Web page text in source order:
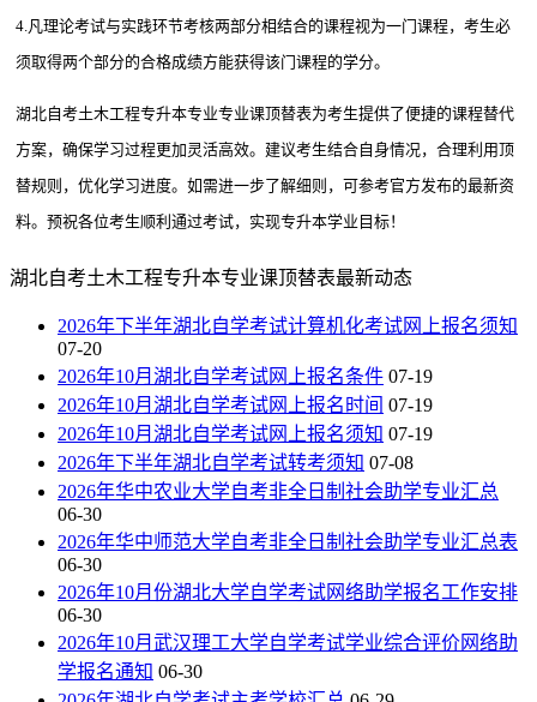
4.凡理论考试与实践环节考核两部分相结合的课程视为一门课程，考生必
须取得两个部分的合格成绩方能获得该门课程的学分。
湖北自考土木工程专升本专业专业课顶替表为考生提供了便捷的课程替代
方案，确保学习过程更加灵活高效。建议考生结合自身情况，合理利用顶
替规则，优化学习进度。如需进一步了解细则，可参考官方发布的最新资
料。预祝各位考生顺利通过考试，实现专升本学业目标！
湖北自考土木工程专升本专业课顶替表最新动态
2026年下半年湖北自学考试计算机化考试网上报名须知
07-20
2026年10月湖北自学考试网上报名条件 07-19
2026年10月湖北自学考试网上报名时间 07-19
2026年10月湖北自学考试网上报名须知 07-19
2026年下半年湖北自学考试转考须知 07-08
2026年华中农业大学自考非全日制社会助学专业汇总
06-30
2026年华中师范大学自考非全日制社会助学专业汇总表
06-30
2026年10月份湖北大学自学考试网络助学报名工作安排
06-30
2026年10月武汉理工大学自学考试学业综合评价网络助
学报名通知 06-30